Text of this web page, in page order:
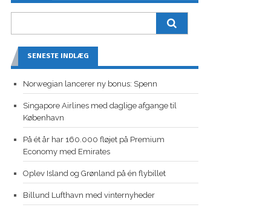
SENESTE INDLÆG
Norwegian lancerer ny bonus: Spenn
Singapore Airlines med daglige afgange til
København
På ét år har 160.000 fløjet på Premium
Economy med Emirates
Oplev Island og Grønland på én flybillet
Billund Lufthavn med vinternyheder